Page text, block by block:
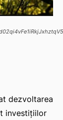
dezvoltarea
investițiilor